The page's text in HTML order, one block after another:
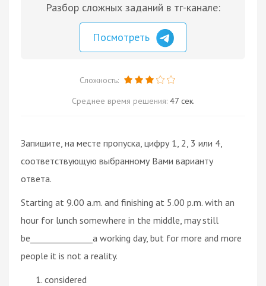
Разбор сложных заданий в тг-канале:
Посмотреть
Сложность:
Среднее время решения: 47 сек.
Запишите, на месте пропуска, цифру 1, 2, 3 или 4,
соответствующую выбранному Вами варианту
ответа.
Starting at 9.00 a.m. and finishing at 5.00 p.m. with an
hour for lunch somewhere in the middle, may still
be_______________a working day, but for more and more
people it is not a reality.
considered